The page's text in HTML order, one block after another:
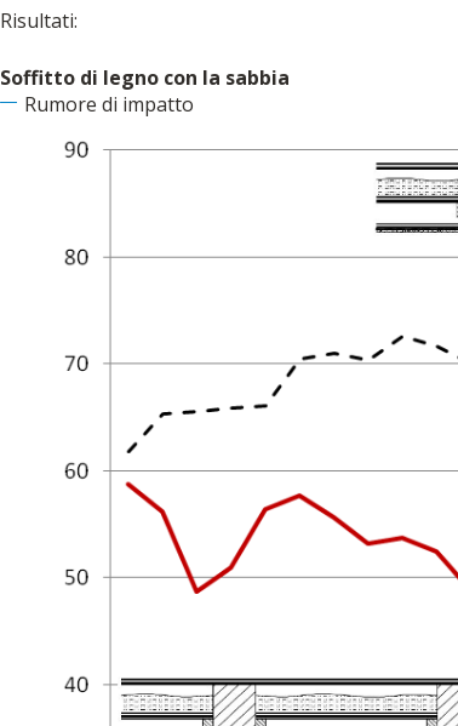
Risultati:
Soffitto di legno con la sabbia
Rumore di impatto